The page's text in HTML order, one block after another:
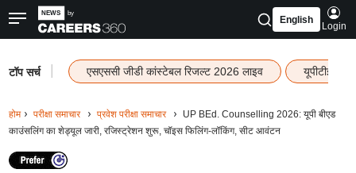
English
Login
टॉप सर्च एसएससी जीडी कांस्टेबल रिजल्ट 2026 लाइव यूपीटीईटी
होम परीक्षा समाचार प्रवेश परीक्षा समाचार
UP BEd. Counselling 2026: यूपी बीएड
काउंसलिंग का शेड्यूल जारी, रजिस्ट्रेशन शुरू, चॉइस फिलिंग-लॉकिंग, सीट आवंटन